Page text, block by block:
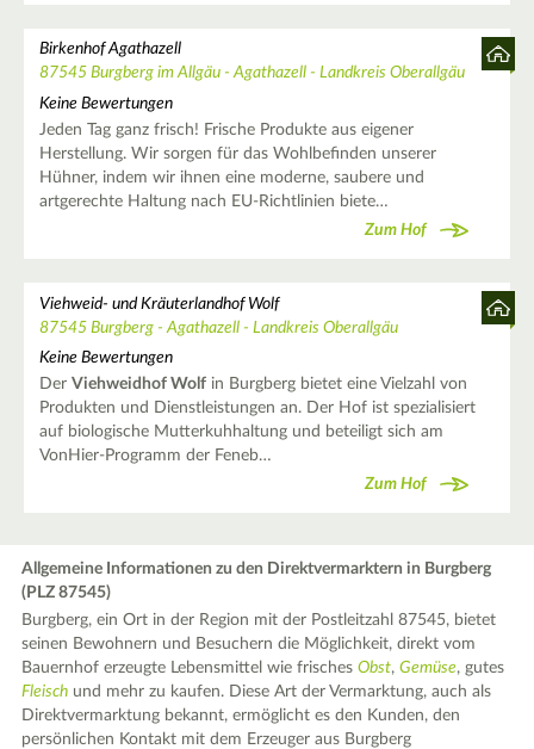
Birkenhof Agathazell
87545 Burgberg im Allgäu - Agathazell - Landkreis Oberallgäu
Keine Bewertungen
Jeden Tag ganz frisch! Frische Produkte aus eigener
Herstellung. Wir sorgen für das Wohlbefinden unserer
Hühner, indem wir ihnen eine moderne, saubere und
artgerechte Haltung nach EU-Richtlinien biete…
Zum Hof
Viehweid- und Kräuterlandhof Wolf
87545 Burgberg - Agathazell - Landkreis Oberallgäu
Keine Bewertungen
Der Viehweidhof Wolfin Burgberg bietet eine Vielzahl von
Produkten und Dienstleistungen an. Der Hof ist spezialisiert
auf biologische Mutterkuhhaltung und beteiligt sich am
VonHier-Programm der Feneb…
Zum Hof
Allgemeine Informationen zu den Direktvermarktern in Burgberg
(PLZ 87545)
Burgberg, ein Ort in der Region mit der Postleitzahl 87545, bietet
seinen Bewohnern und Besuchern die Möglichkeit, direkt vom
Bauernhof erzeugte Lebensmittel wie frischesObst,Gemüse, gutes
Fleisch und mehr zu kaufen. Diese Art der Vermarktung, auch als
Direktvermarktung bekannt, ermöglicht es den Kunden, den
persönlichen Kontakt mit dem Erzeuger aus Burgberg